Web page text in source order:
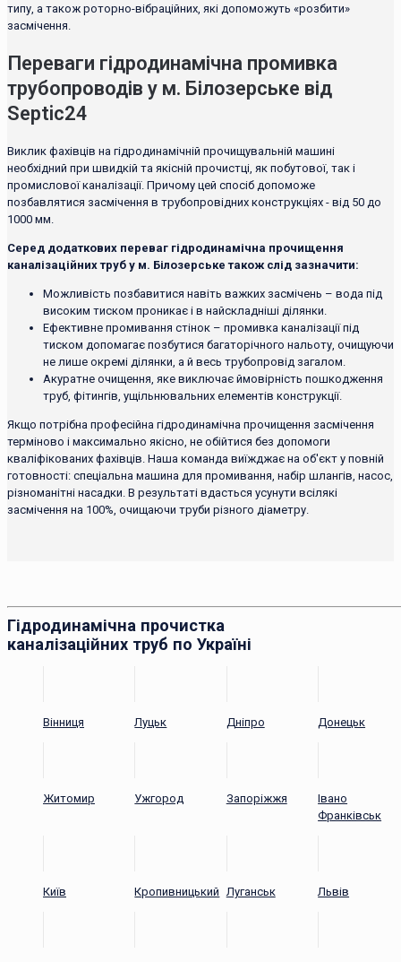
типу, а також роторно-вібраційних, які допоможуть «розбити»
засмічення.
Переваги гідродинамічна промивка
трубопроводів у м. Білозерське від
Septic24
Виклик фахівців на гідродинамічній прочищувальній машині
необхідний при швидкій та якісній прочистці, як побутової, так і
промислової каналізації. Причому цей спосіб допоможе
позбавлятися засмічення в трубопровідних конструкціях - від 50 до
1000 мм.
Серед додаткових переваг гідродинамічна прочищення
каналізаційних труб у м. Білозерське також слід зазначити:
Можливість позбавитися навіть важких засмічень – вода під
високим тиском проникає і в найскладніші ділянки.
Ефективне промивання стінок – промивка каналізації під
тиском допомагає позбутися багаторічного нальоту, очищуючи
не лише окремі ділянки, а й весь трубопровід загалом.
Акуратне очищення, яке виключає ймовірність пошкодження
труб, фітингів, ущільнювальних елементів конструкції.
Якщо потрібна професійна гідродинамічна прочищення засмічення
терміново і максимально якісно, ​​не обійтися без допомоги
кваліфікованих фахівців. Наша команда виїжджає на об'єкт у повній
готовності: спеціальна машина для промивання, набір шлангів, насос,
різноманітні насадки. В результаті вдасться усунути всілякі
засмічення на 100%, очищаючи труби різного діаметру.
Гідродинамічна прочистка
каналізаційних труб по Україні
Вінниця Луцьк Дніпро Донецьк
Житомир Ужгород Запоріжжя
Івано
Франківськ
Київ Кропивницький Луганськ Львів